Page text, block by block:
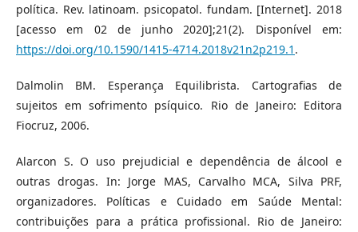
política. Rev. latinoam. psicopatol. fundam. [Internet]. 2018
[acesso em 02 de junho 2020];21(2). Disponível em:
https://doi.org/10.1590/1415-4714.2018v21n2p219.1 .
Dalmolin BM. Esperança Equilibrista. Cartografias de
sujeitos em sofrimento psíquico. Rio de Janeiro: Editora
Fiocruz, 2006.
Alarcon S. O uso prejudicial e dependência de álcool e
outras drogas. In: Jorge MAS, Carvalho MCA, Silva PRF,
organizadores. Políticas e Cuidado em Saúde Mental:
contribuições para a prática profissional. Rio de Janeiro: